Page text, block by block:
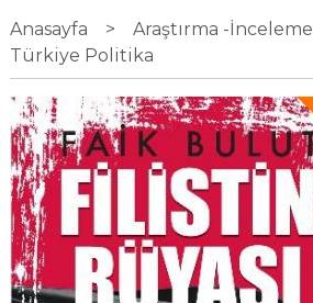
Anasayfa > Araştırma -İnceleme
Türkiye Politika